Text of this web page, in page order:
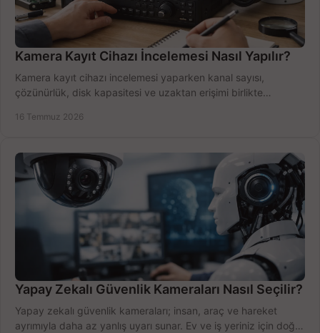
Kamera Kayıt Cihazı İncelemesi Nasıl Yapılır?
Kamera kayıt cihazı incelemesi yaparken kanal sayısı,
çözünürlük, disk kapasitesi ve uzaktan erişimi birlikte
16 Temmuz 2026
Yapay Zekalı Güvenlik Kameraları Nasıl Seçilir?
Yapay zekalı güvenlik kameraları; insan, araç ve hareket
ayrımıyla daha az yanlış uyarı sunar. Ev ve iş yeriniz için doğru